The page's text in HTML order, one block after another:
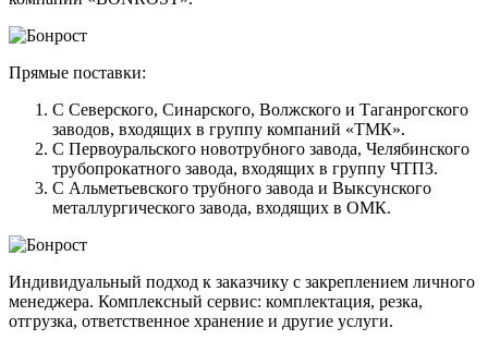
Прямые поставки:
С Северского, Синарского, Волжского и Таганрогского
заводов, входящих в группу компаний «ТМК».
С Первоуральского новотрубного завода, Челябинского
трубопрокатного завода, входящих в группу ЧТПЗ.
С Альметьевского трубного завода и Выксунского
металлургического завода, входящих в ОМК.
Индивидуальный подход к заказчику с закреплением личного
менеджера. Комплексный сервис: комплектация, резка,
отгрузка, ответственное хранение и другие услуги.